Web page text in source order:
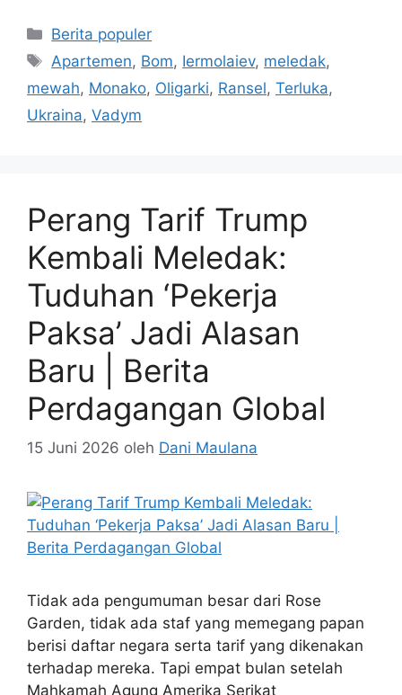
Kategori
Berita populer
Tag
Apartemen, Bom, Iermolaiev, meledak,
mewah, Monako, Oligarki, Ransel, Terluka,
Ukraina, Vadym
Perang Tarif Trump
Kembali Meledak:
Tuduhan ‘Pekerja
Paksa’ Jadi Alasan
Baru | Berita
Perdagangan Global
15 Juni 2026 oleh Dani Maulana
Tidak ada pengumuman besar dari Rose
Garden, tidak ada staf yang memegang papan
berisi daftar negara serta tarif yang dikenakan
terhadap mereka. Tapi empat bulan setelah
Mahkamah Agung Amerika Serikat